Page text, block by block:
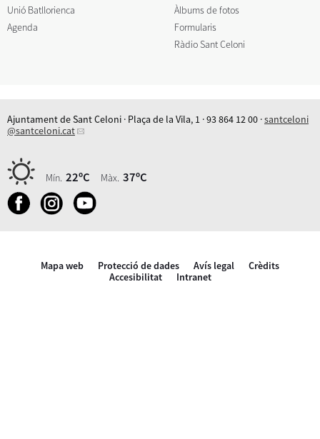
Unió Batllorienca
Agenda
Àlbums de fotos
Formularis
Ràdio Sant Celoni
Ajuntament de Sant Celoni · Plaça de la Vila, 1 · 93 864 12 00 ·santceloni
@santceloni.cat
Mín. 22ºC Màx. 37ºC
Mapa web Protecció de dades Avís legal
Crèdits
Accesibilitat
Intranet